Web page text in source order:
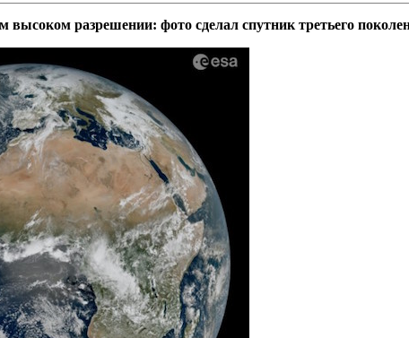
высоком разрешении: фото сделал спутник третьего